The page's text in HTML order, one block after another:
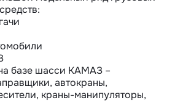
на базе шасси КАМАЗ –
автокраны,
краны-манипуляторы,